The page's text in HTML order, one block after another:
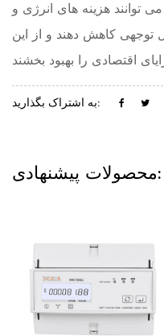
توانند هزینه های انرژی و
توجهی کاهش دهند و از این
به اشتراک بگذارید:
محصولات پیشنهادی: